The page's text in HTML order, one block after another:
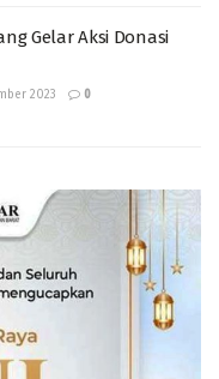
Gelar Aksi Donasi
2023 0